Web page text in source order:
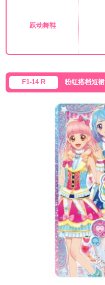
跃动舞鞋
F1-14 R 粉红搭档短裙